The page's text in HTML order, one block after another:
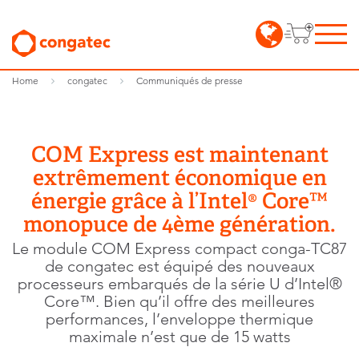
Home congatec Communiqués de presse
COM Express est maintenant
extrêmement économique en
énergie grâce à l’Intel® Core™
monopuce de 4ème génération.
Le module COM Express compact conga-TC87
de congatec est équipé des nouveaux
processeurs embarqués de la série U d’Intel®
Core™. Bien qu’il offre des meilleures
performances, l’enveloppe thermique
maximale n’est que de 15 watts